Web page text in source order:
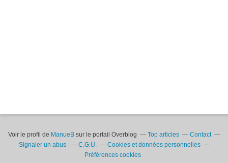
Voir le profil de ManueBsur le portail Overblog Top articles
Contact
Signaler un abus
C.G.U.
Cookies et données personnelles
Préférences cookies